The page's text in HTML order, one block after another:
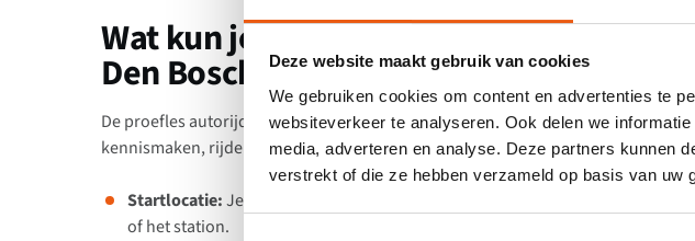
Deze website maakt gebruik van cookies
We gebruiken cookies om content en advertenties te
websiteverkeer te analyseren. Ook delen we
media, adverteren en analyse. Deze partners kunnen
verstrekt of die ze hebben verzameld op basis van uw
Wat kun je verwachten tijdens en na
Den Bosch?
De proefles autorijden in Den Bosch duurt ongeveer 60 minuten en bestaat uit
kennismaken, rijden en advies.
Startlocatie:Je stapt in bij een afgesproken plek in of rondom Den Bosch,
of het station.